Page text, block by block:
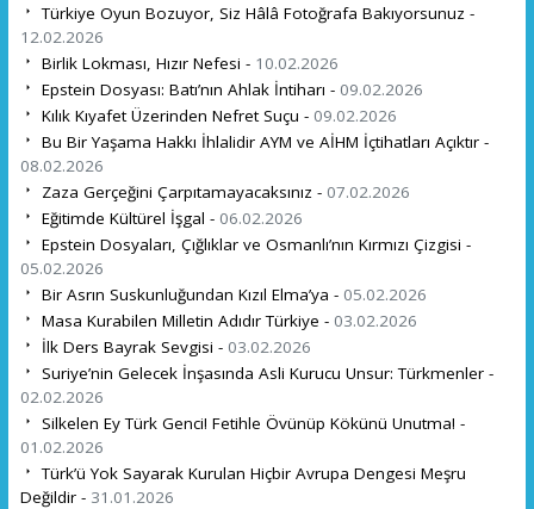
Türkiye Oyun Bozuyor, Siz Hâlâ Fotoğrafa Bakıyorsunuz -
12.02.2026
Birlik Lokması, Hızır Nefesi - 10.02.2026
Epstein Dosyası: Batı’nın Ahlak İntiharı - 09.02.2026
Kılık Kıyafet Üzerinden Nefret Suçu - 09.02.2026
Bu Bir Yaşama Hakkı İhlalidir AYM ve AİHM İçtihatları Açıktır -
08.02.2026
Zaza Gerçeğini Çarpıtamayacaksınız - 07.02.2026
Eğitimde Kültürel İşgal - 06.02.2026
Epstein Dosyaları, Çığlıklar ve Osmanlı’nın Kırmızı Çizgisi -
05.02.2026
Bir Asrın Suskunluğundan Kızıl Elma’ya - 05.02.2026
Masa Kurabilen Milletin Adıdır Türkiye - 03.02.2026
İlk Ders Bayrak Sevgisi - 03.02.2026
Suriye’nin Gelecek İnşasında Asli Kurucu Unsur: Türkmenler -
02.02.2026
Silkelen Ey Türk Genci! Fetihle Övünüp Kökünü Unutma! -
01.02.2026
Türk’ü Yok Sayarak Kurulan Hiçbir Avrupa Dengesi Meşru
Değildir - 31.01.2026